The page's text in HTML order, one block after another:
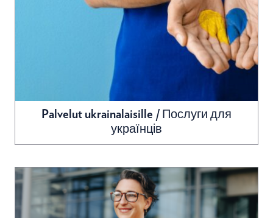
Palvelut ukrainalaisille / Послуги для
українців